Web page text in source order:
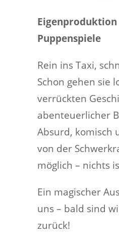
Puppenspiele
Rein ins Taxi,
Schon gehen sie
verrückten
abenteuerlicher
Absurd, komisch
von der
möglich – nichts
Ein magischer
uns – bald sind
zurück!